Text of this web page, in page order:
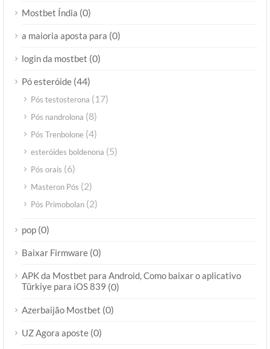
Mostbet Índia (0)
a maioria aposta para (0)
login da mostbet (0)
Pó esteróide (44)
Pós testosterona (17)
Pós nandrolona (8)
Pós Trenbolone (4)
esteróides boldenona (5)
Pós orais (6)
Masteron Pós (2)
Pós Primobolan (2)
pop (0)
Baixar Firmware (0)
APK da Mostbet para Android, Como baixar o aplicativo
Türkiye para iOS 839 (0)
Azerbaijão Mostbet (0)
UZ Agora aposte (0)